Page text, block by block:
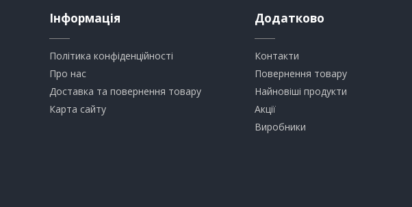
Інформація
Політика конфіденційності
Про нас
Доставка та повернення товару
Карта сайту
Додатково
Контакти
Повернення товару
Найновіші продукти
Акції
Виробники